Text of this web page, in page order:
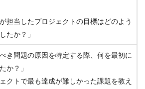
が担当したプロジェクトの目標はどのよう
たか？」
べき問題の原因を特定する際、何を最初に
か？」
ェクトで最も達成が難しかった課題を教え